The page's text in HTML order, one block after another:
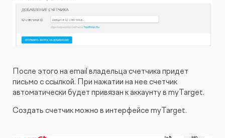
После этого на email владельца счетчика придет
письмо с ссылкой. При нажатии на нее счетчик
автоматически будет привязан к аккаунту в myTarget.
Создать счетчик можно в интерфейсе myTarget.